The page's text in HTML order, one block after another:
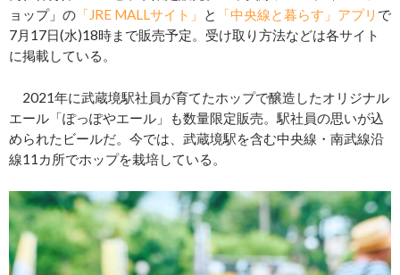
ョップ」の 「JRE MALLサイト」 と 「中央線と暮らす」アプリ で
7月17日(水)18時まで販売予定。受け取り方法などは各サイト
に掲載している。
2021年に武蔵境駅社員が育てたホップで醸造したオリジナル
エール「ぽっぽやエール」も数量限定販売。駅社員の思いが込
められたビールだ。今では、武蔵境駅を含む中央線・南武線沿
線11カ所でホップを栽培している。